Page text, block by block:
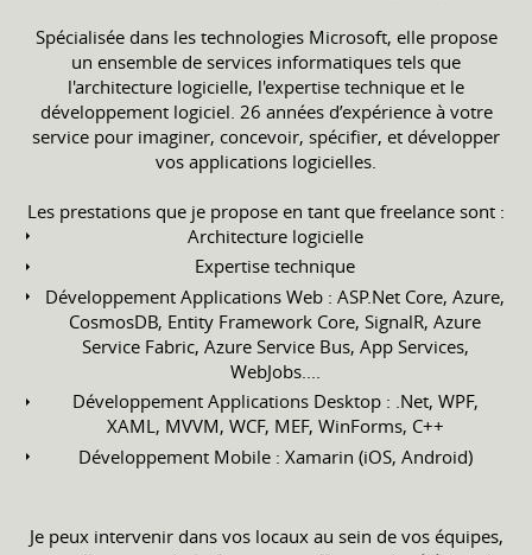
Spécialisée dans les technologies Microsoft, elle propose
un ensemble de services informatiques tels que
l'architecture logicielle, l'expertise technique et le
développement logiciel. 26 années d’expérience à votre
service pour imaginer, concevoir, spécifier, et développer
vos applications logicielles.
Les prestations que je propose en tant que freelance sont :
Architecture logicielle
Expertise technique
Développement Applications Web : ASP.Net Core, Azure,
CosmosDB, Entity Framework Core, SignalR, Azure
Service Fabric, Azure Service Bus, App Services,
WebJobs....
Développement Applications Desktop : .Net, WPF,
XAML, MVVM, WCF, MEF, WinForms, C++
Développement Mobile : Xamarin (iOS, Android)
Je peux intervenir dans vos locaux au sein de vos équipes,